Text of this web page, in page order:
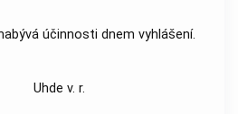
účinnosti dnem vyhlášení.
Uhde v. r.